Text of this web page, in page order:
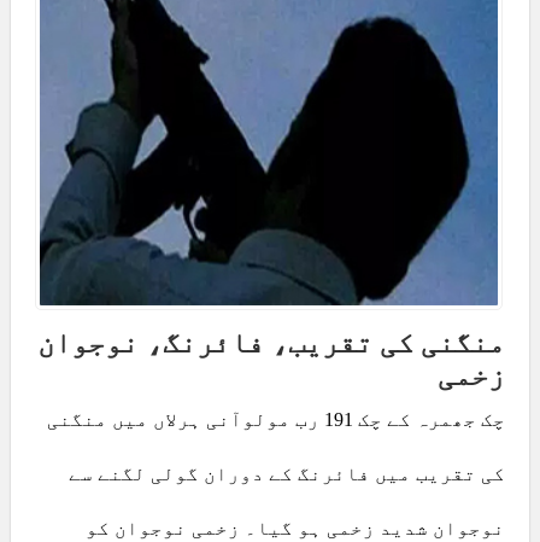
منگنی کی تقریب، فائرنگ، نوجوان
زخمی
چک جھمرہ کے چک 191 رب مولوآنی ہرلاں میں منگنی
کی تقریب میں فائرنگ کے دوران گولی لگنے سے
نوجوان شدید زخمی ہو گیا۔ زخمی نوجوان کو